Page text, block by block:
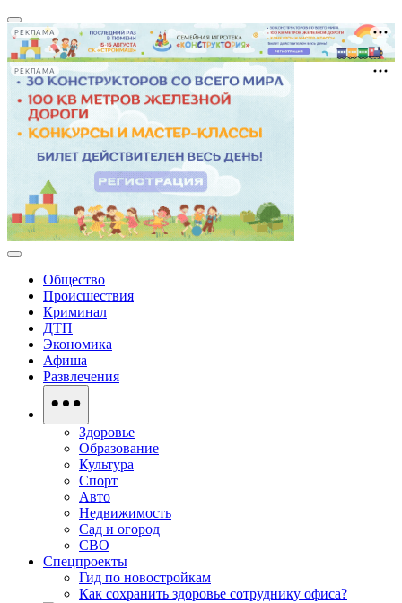
РЕКЛАМА
РЕКЛАМА
Общество
Происшествия
Криминал
ДТП
Экономика
Афиша
Развлечения
Здоровье
Образование
Культура
Спорт
Авто
Недвижимость
Сад и огород
СВО
Спецпроекты
Гид по новостройкам
Как сохранить здоровье сотруднику офиса?